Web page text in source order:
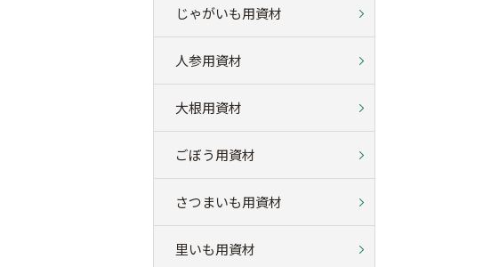
じゃがいも用資材
人参用資材
大根用資材
ごぼう用資材
さつまいも用資材
里いも用資材